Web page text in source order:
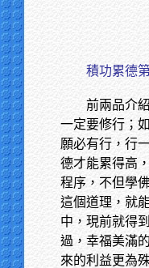
積功累德
前兩品介
一定要修行；
願必有行，行
德才能累得高
程序，不但學
這個道理，就
中，現前就得
過，幸福美滿
來的利益更為